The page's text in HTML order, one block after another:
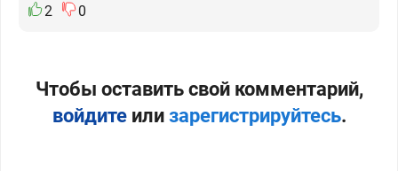
2
0
Чтобы оставить свой комментарий,
войдитеили зарегистрируйтесь.